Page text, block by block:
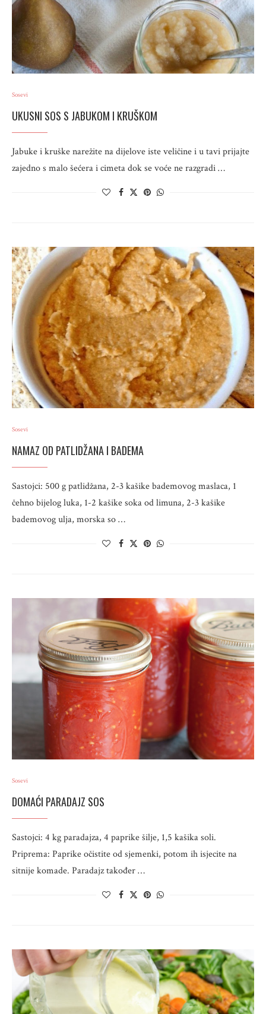
Sosevi
UKUSNI SOS S JABUKOM I KRUŠKOM
Jabuke i kruške narežite na dijelove iste veličine i u tavi prijajte
zajedno s malo šećera i cimeta dok se voće ne razgradi …
Sosevi
NAMAZ OD PATLIDŽANA I BADEMA
Sastojci: 500 g patlidžana, 2-3 kašike bademovog maslaca, 1
čehno bijelog luka, 1-2 kašike soka od limuna, 2-3 kašike
bademovog ulja, morska so …
Sosevi
DOMAĆI PARADAJZ SOS
Sastojci: 4 kg paradajza, 4 paprike šilje, 1,5 kašika soli.
Priprema: Paprike očistite od sjemenki, potom ih isjecite na
sitnije komade. Paradajz također …